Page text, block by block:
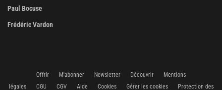
Paul Bocuse
Frédéric Vardon
Offrir M'abonner Newsletter Découvrir
Mentions
légales
CGU CGV Aide Cookies Gérer les cookies Protection des